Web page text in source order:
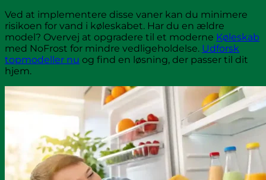
Ved at implementere disse vaner kan du minimere
risikoen for vand i køleskabet. Har du en ældre
model? Overvej at opgradere til et moderne Køleskab
med NoFrost for mindre vedligeholdelse. Udforsk
topmodeller nu og find en løsning, der passer til dit
hjem.